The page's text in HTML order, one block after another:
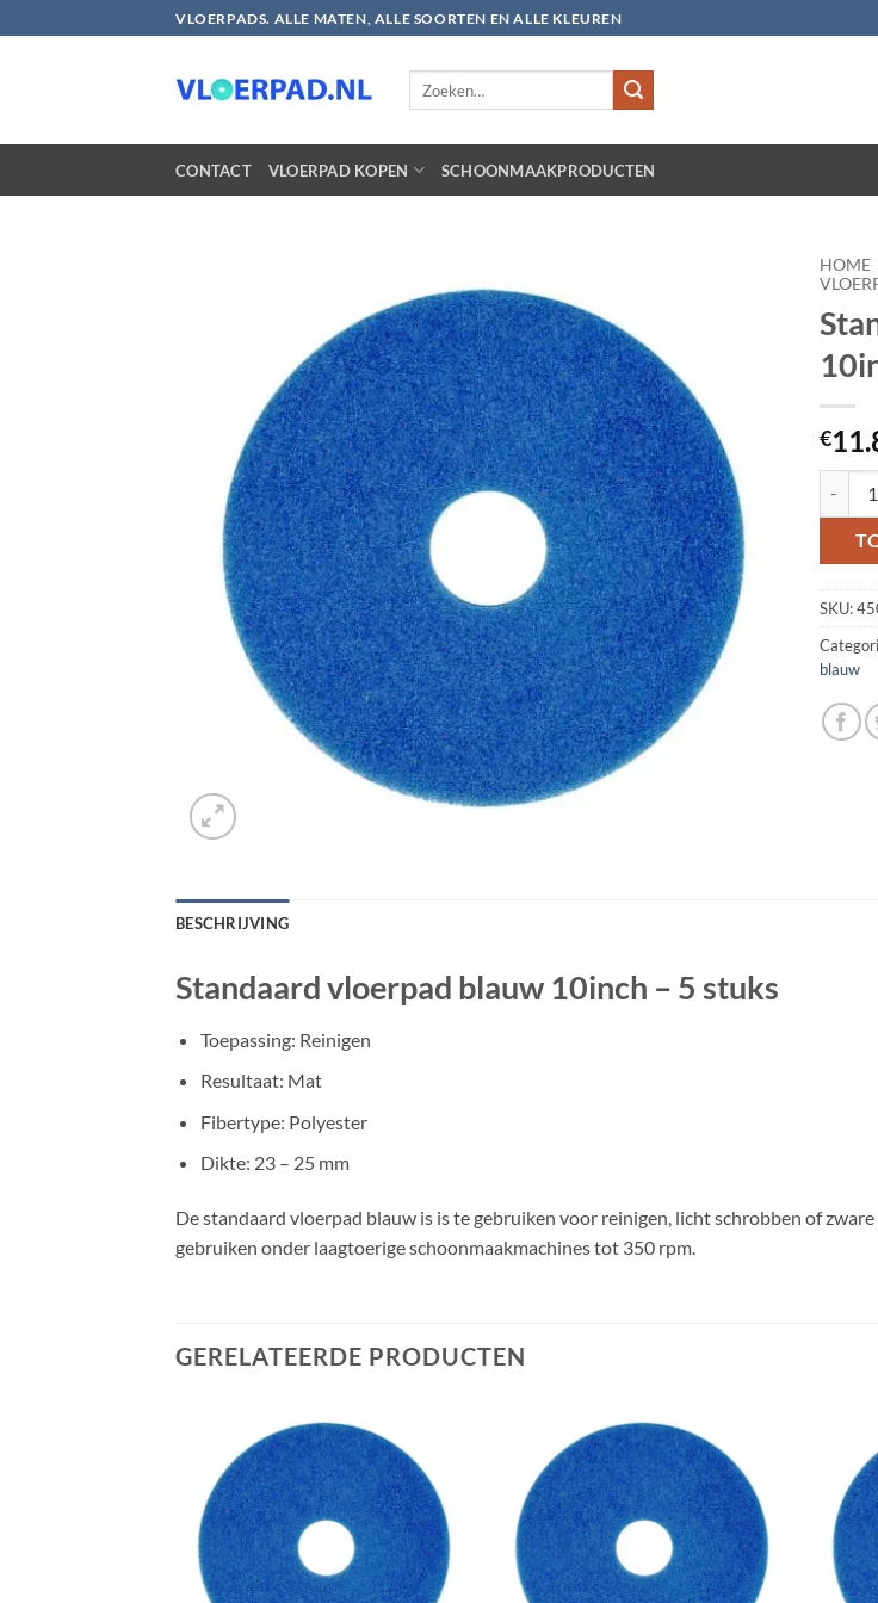
naar
VLOERPADS. ALLE MATEN, ALLE SOORTEN EN ALLE KLEUREN
CONTACT VLOERPAD KOPEN SCHOONMAAKPRODUCTEN
HOME
€
SKU:
blauw
BESCHRIJVING
Standaard vloerpad blauw 10inch – 5 stuks
Toepassing: Reinigen
Resultaat: Mat
Fibertype: Polyester
Dikte: 23 – 25 mm
De standaard vloerpad blauw is is te gebruiken voor reinigen, licht schrobben of
gebruiken onder laagtoerige schoonmaakmachines tot 350 rpm.
GERELATEERDE PRODUCTEN